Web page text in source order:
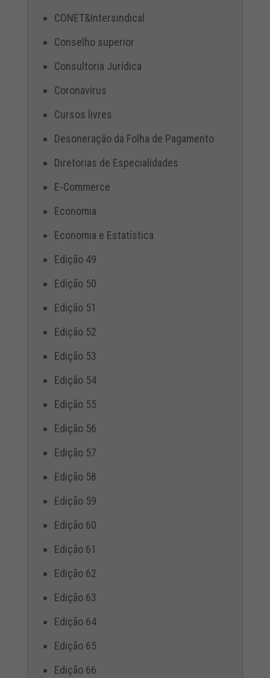
CONET&Intersindical
Conselho superior
Consultoria Jurídica
Coronavírus
Cursos livres
Desoneração da Folha de Pagamento
Diretorias de Especialidades
E-Commerce
Economia
Economia e Estatística
Edição 49
Edição 50
Edição 51
Edição 52
Edição 53
Edição 54
Edição 55
Edição 56
Edição 57
Edição 58
Edição 59
Edição 60
Edição 61
Edição 62
Edição 63
Edição 64
Edição 65
Edição 66